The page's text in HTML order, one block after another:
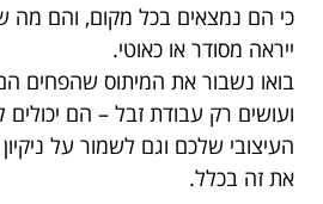
כי הם נמצאים בכל מקום, והם
ייראה מסודר או כאוטי.
בואו נשבור את המיתוס שהפחים
ועושים רק עבודת זבל – הם
העיצובי שלכם וגם לשמור על
את זה בכלל.